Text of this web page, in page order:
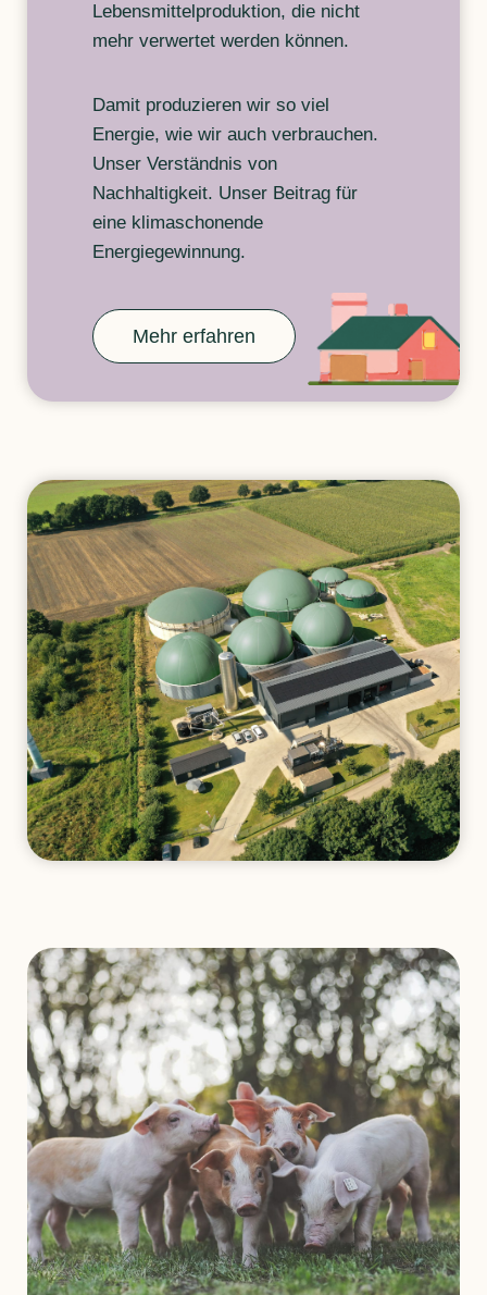
Lebensmittelproduktion, die nicht
mehr verwertet werden können.
Damit produzieren wir so viel
Energie, wie wir auch verbrauchen.
Unser Verständnis von
Nachhaltigkeit. Unser Beitrag für
eine klimaschonende
Energiegewinnung.
Mehr erfahren